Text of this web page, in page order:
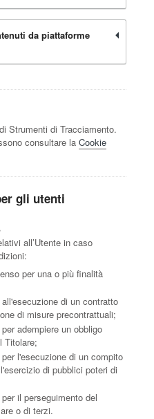
da piattaforme
Strumenti di Tracciamento.
consultare la Cookie
gli utenti
all’Utente in caso
per una o più finalità
di un contratto
di misure precontrattuali;
adempiere un obbligo
Titolare;
l'esecuzione di un compito
di pubblici poteri di
il perseguimento del
o di terzi.